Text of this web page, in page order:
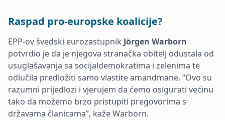
Raspad pro-europske koalicije?
EPP-ov švedski eurozastupnik Jörgen Warborn
potvrdio je da je njegova stranačka obitelj odustala od
usuglašavanja sa socijaldemokratima i zelenima te
odlučila predložiti samo vlastite amandmane. “Ovo su
razumni prijedlozi i vjerujem da ćemo osigurati većinu
tako da možemo brzo pristupiti pregovorima s
državama članicama”, kažeWarborn.